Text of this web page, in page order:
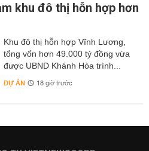
khu đô thị hỗn hợp hơn
Khu đô thị hỗn hợp Vĩnh Lương,
tổng vốn hơn 49.000 tỷ đồng vừa
được UBND Khánh Hòa trình...
DỰ ÁN 18 giờ trước